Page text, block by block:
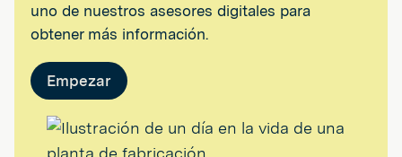
uno de nuestros asesores digitales para
obtener más información.
Empezar